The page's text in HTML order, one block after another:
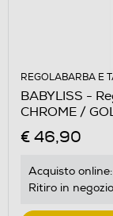
REGOLABARBA E
BABYLISS -
CHROME /
€ 46,90
Acquisto online:
Ritiro in